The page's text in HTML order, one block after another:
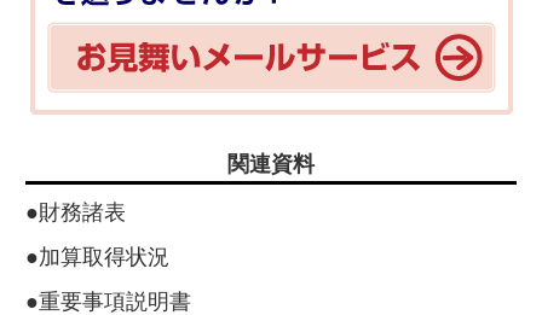
関連資料
●財務諸表
●加算取得状況
●重要事項説明書